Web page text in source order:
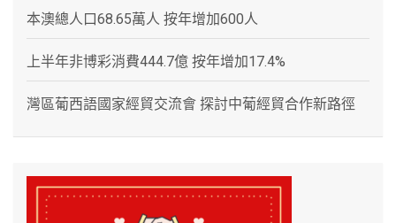
本澳總人口68.65萬人 按年增加600人
上半年非博彩消費444.7億 按年增加17.4%
灣區葡西語國家經貿交流會 探討中葡經貿合作新路徑